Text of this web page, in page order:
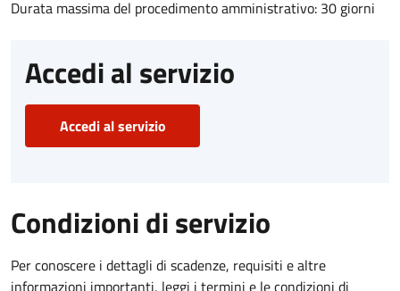
Durata massima del procedimento amministrativo: 30 giorni
Accedi al servizio
Accedi al servizio
Condizioni di servizio
Per conoscere i dettagli di scadenze, requisiti e altre
informazioni importanti, leggi i termini e le condizioni di